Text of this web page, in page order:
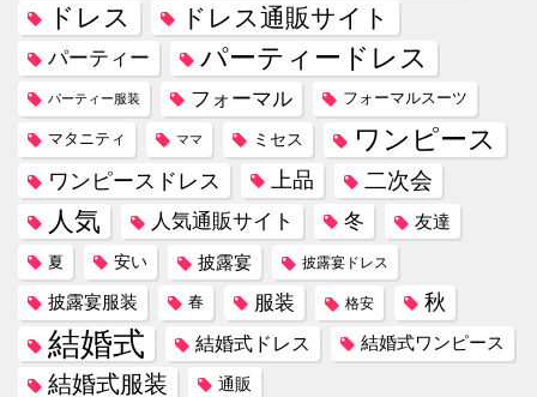
ドレス ドレス通販サイト
パーティー パーティードレス
パーティー服装 フォーマル フォーマルスーツ
マタニティ ママ ミセス ワンピース
ワンピースドレス 上品 二次会
人気 人気通販サイト 冬 友達
夏 安い 披露宴 披露宴ドレス
披露宴服装 春 服装 格安 秋
結婚式 結婚式ドレス 結婚式ワンピース
結婚式服装 通販